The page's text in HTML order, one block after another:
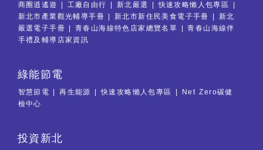
商圈逍遙遊 工廠自由行 新北嚴選
快速攻略懶人包專區
新北市產業觀光輔導手冊
新北市新住民美食電子手冊
新北
嚴選電子手冊
青春山海線特色店家總覽名單
青春山海線伴
手禮及輔導店家資訊
綠能節電
智慧節電 再生能源 快速攻略懶人包專區
Net Zero碳健
檢中心
投資新北